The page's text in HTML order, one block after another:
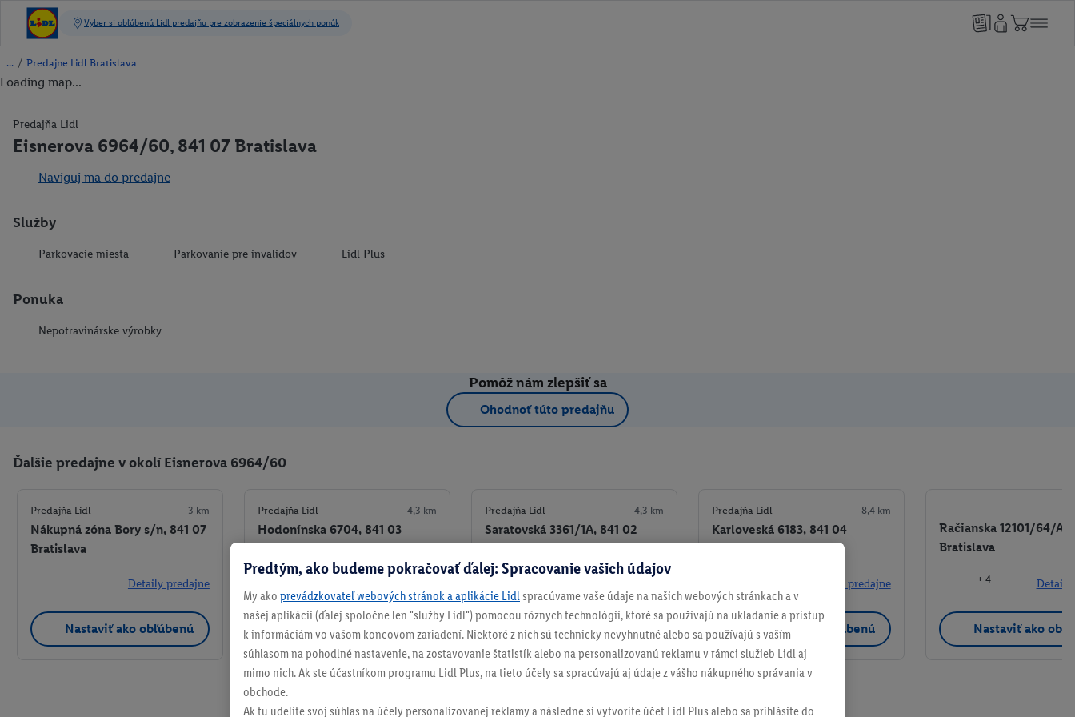
/ Predajne Lidl Bratislava
Loading map...
Predajňa Lidl
Eisnerova 6964/60, 841 07 Bratislava
Naviguj ma do predajne
Služby
Parkovacie miesta Parkovanie pre invalidov Lidl Plus
Ponuka
Nepotravinárske výrobky
Pomôž nám zlepšiť sa
Ohodnoť túto predajňu
Ďalšie predajne v okolí Eisnerova 6964/60
Predajňa Lidl 3 km
Nákupná zóna Bory s/n, 841 07
Bratislava
Detaily predajne
Nastaviť ako obľúbenú
Predajňa Lidl 4,3 km
Hodonínska 6704, 841 03
Nastaviť ako obľúbenú
Predajňa Lidl 4,3 km
Saratovská 3361/1A, 841 02
Nastaviť ako obľúbenú
Predajňa Lidl 8,4 km
Karloveská 6183, 841 04
Detaily predajne
Nastaviť ako obľúbenú
Račianska 12101/64/A,
Bratislava
+ 4 Detaily
Nastaviť ako
Predtým, ako budeme pokračovať ďalej: Spracovanie vašich údajov
My ako prevádzkovateľ webových stránok a aplikácie Lidl spracúvame vaše údaje na našich webových stránkach a v
našej aplikácii (ďalej spoločne len "služby Lidl") pomocou rôznych technológií, ktoré sa používajú na ukladanie a prístup
k informáciám vo vašom koncovom zariadení. Niektoré z nich sú technicky nevyhnutné alebo sa používajú s vaším
súhlasom na pohodlné nastavenie, na zostavovanie štatistík alebo na personalizovanú reklamu v rámci služieb Lidl aj
mimo nich. Ak ste účastníkom programu Lidl Plus, na tieto účely sa spracúvajú aj údaje z vášho nákupného správania v
obchode.
Ak tu udelíte svoj súhlas na účely personalizovanej reklamy a následne si vytvoríte účet Lidl Plus alebo sa prihlásite do